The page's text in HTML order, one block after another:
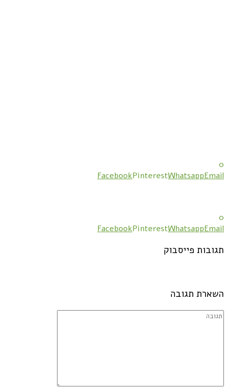
0
FacebookPinterestWhatsappEmail
0
FacebookPinterestWhatsappEmail
תגובות פייסבוק
השארת תגובה